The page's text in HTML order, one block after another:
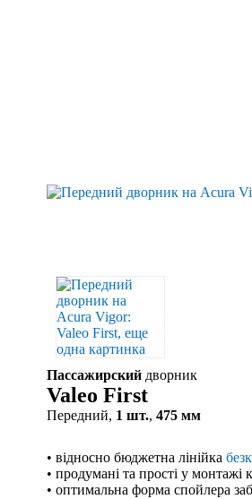
Пассажирский дворник
Valeo First
Передний, 1 шт., 475 мм
• відносно бюджетна лінійка
• продумані та прості у монтажі
• оптимальна форма спойлера